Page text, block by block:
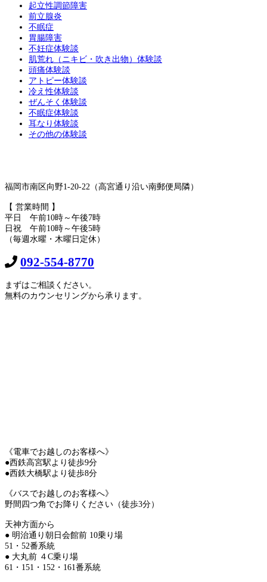
起立性調節障害
前立腺炎
不眠症
胃腸障害
不妊症体験談
肌荒れ（ニキビ・吹き出物）体験談
頭痛体験談
アトピー体験談
冷え性体験談
ぜんそく体験談
不眠症体験談
耳なり体験談
その他の体験談
福岡市南区向野1-20-22（高宮通り沿い南郵便局隣）
【 営業時間 】
平日 午前10時～午後7時
日祝 午前10時～午後5時
（毎週水曜・木曜日定休）
092-554-8770
まずはご相談ください。
無料のカウンセリングから承ります。
《電車でお越しのお客様へ》
●西鉄高宮駅より徒歩9分
●西鉄大橋駅より徒歩8分
《バスでお越しのお客様へ》
野間四つ角でお降りください（徒歩3分）
天神方面から
● 明治通り朝日会館前 10乗り場
51・52番系統
● 大丸前 ４C乗り場
61・151・152・161番系統